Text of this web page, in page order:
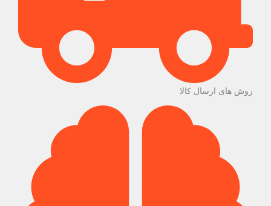
روش های ارسال کالا